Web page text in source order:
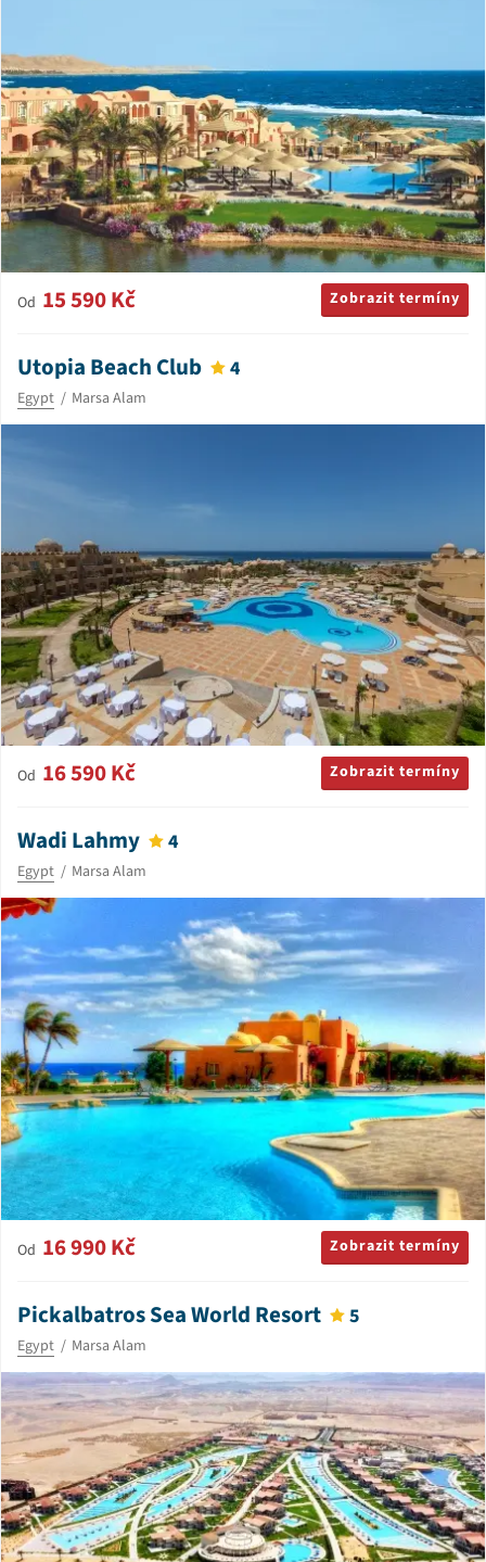
Od 15 590 Kč Zobrazit termíny
Utopia Beach Club 4
Egypt Marsa Alam
Od 16 590 Kč Zobrazit termíny
Wadi Lahmy 4
Egypt Marsa Alam
Od 16 990 Kč Zobrazit termíny
Pickalbatros Sea World Resort 5
Egypt Marsa Alam